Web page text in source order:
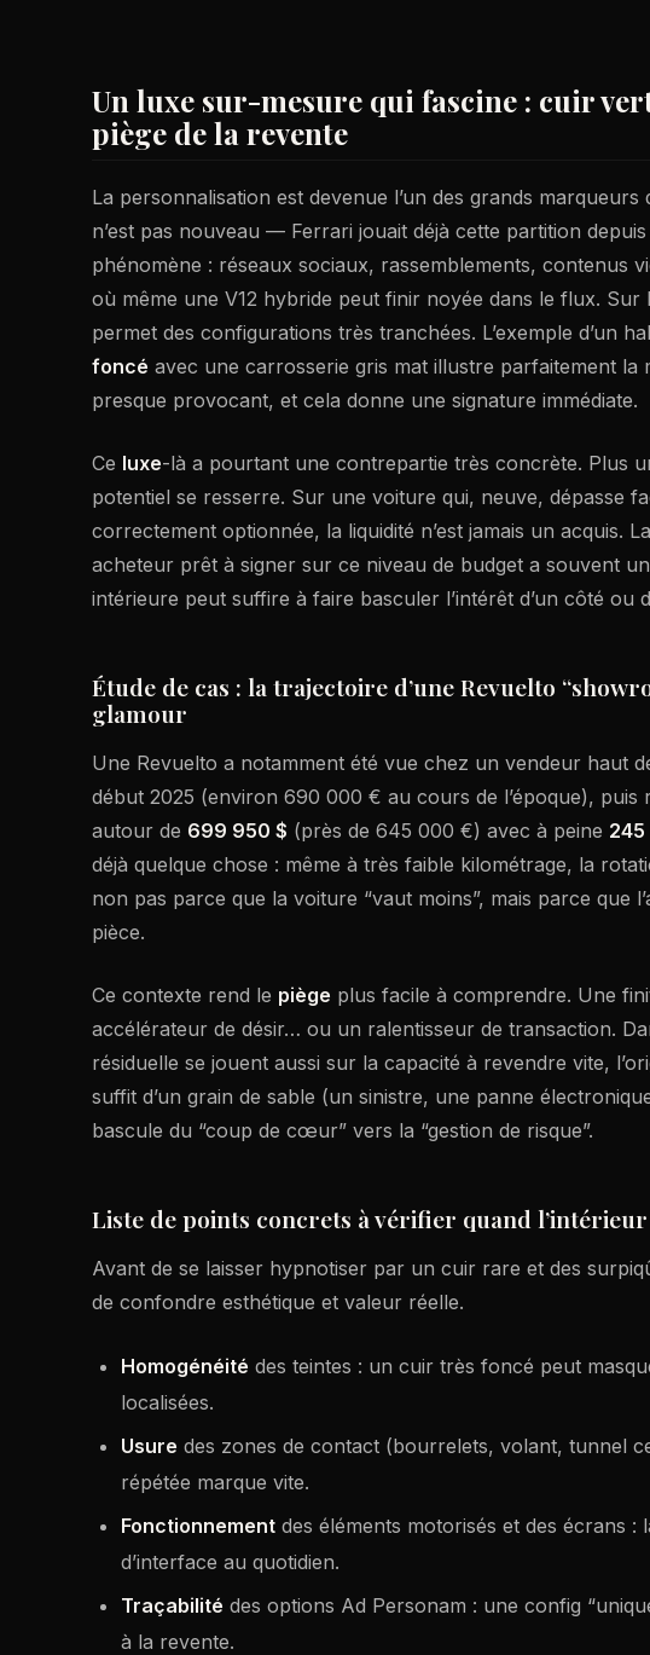
Un luxe sur-mesure qui fascine : cuir
piège de la revente
La personnalisation est devenue l’un des grands
n’est pas nouveau — Ferrari jouait déjà cette partition
phénomène : réseaux sociaux, rassemblements, contenus
où même une V12 hybride peut finir noyée dans le flux. Sur
permet des configurations très tranchées. L’exemple d’un
foncé avec une carrosserie gris mat illustre parfaitement la
presque provocant, et cela donne une signature immédiate.
Ce luxe-là a pourtant une contrepartie très concrète. Plus
potentiel se resserre. Sur une voiture qui, neuve, dépasse
correctement optionnée, la liquidité n’est jamais un acquis.
acheteur prêt à signer sur ce niveau de budget a souvent
intérieure peut suffire à faire basculer l’intérêt d’un côté ou
Étude de cas : la trajectoire d’une Revuelto
glamour
Une Revuelto a notamment été vue chez un vendeur haut
début 2025 (environ 690 000 € au cours de l’époque),
autour de 699 950 $ (près de 645 000 €) avec à peine 245
déjà quelque chose : même à très faible kilométrage, la
non pas parce que la voiture “vaut moins”, mais parce que
pièce.
Ce contexte rend le piège plus facile à comprendre. Une
accélérateur de désir… ou un ralentisseur de transaction.
résiduelle se jouent aussi sur la capacité à revendre vite,
suffit d’un grain de sable (un sinistre, une panne
bascule du “coup de cœur” vers la “gestion de risque”.
Liste de points concrets à vérifier quand
Avant de se laisser hypnotiser par un cuir rare et des
de confondre esthétique et valeur réelle.
Homogénéité des teintes : un cuir très foncé peut
localisées.
Usure des zones de contact (bourrelets, volant, tunnel
répétée marque vite.
Fonctionnement des éléments motorisés et des écrans
d’interface au quotidien.
Traçabilité des options Ad Personam : une config
à la revente.